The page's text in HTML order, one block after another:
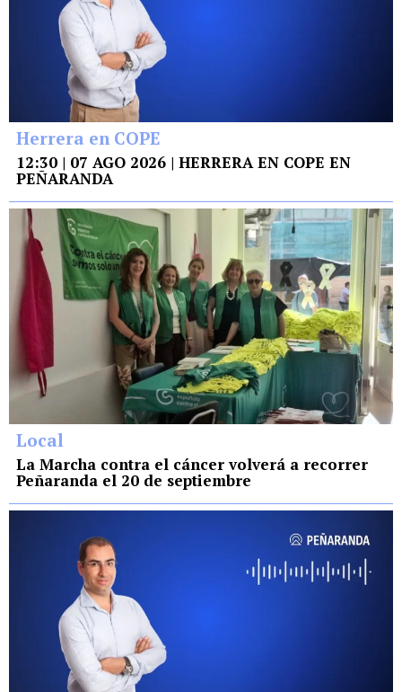
Herrera en COPE
12:30 | 07 AGO 2026 | HERRERA EN COPE EN
PEÑARANDA
Local
La Marcha contra el cáncer volverá a recorrer
Peñaranda el 20 de septiembre